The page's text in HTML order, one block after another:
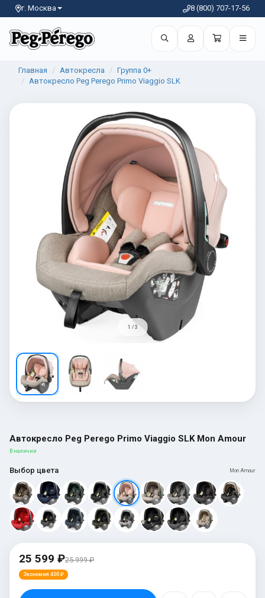
г. Москва 8 (800) 707-17-56
Главная Автокресла
Группа 0+
Автокресло Peg Perego Primo Viaggio SLK
1 / 3
Автокресло Peg Perego Primo Viaggio SLK Mon Amour
В наличии
Выбор цвета Mon Amour
25 599 ₽25 999 ₽
Экономия 400 ₽